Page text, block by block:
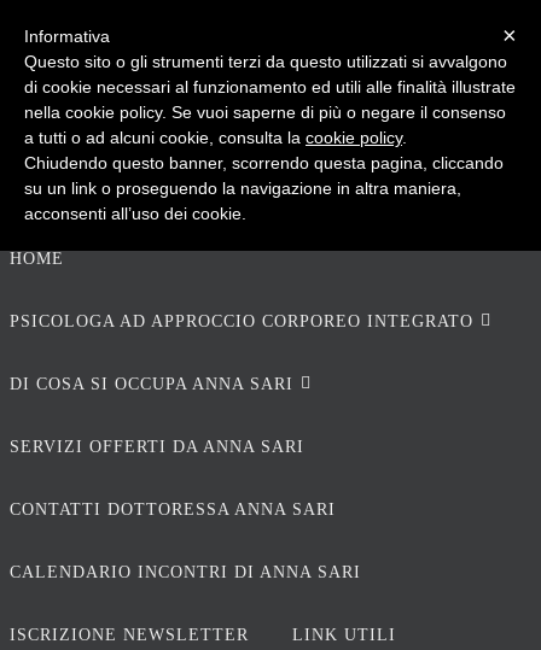
PSICOPRATICA
Psicologia del Benessere - di Anna Sari
HOME
PSICOLOGA AD APPROCCIO CORPOREO INTEGRATO
DI COSA SI OCCUPA ANNA SARI
SERVIZI OFFERTI DA ANNA SARI
CONTATTI DOTTORESSA ANNA SARI
CALENDARIO INCONTRI DI ANNA SARI
ISCRIZIONE NEWSLETTER LINK UTILI
×
Informativa
Questo sito o gli strumenti terzi da questo utilizzati si avvalgono
di cookie necessari al funzionamento ed utili alle finalità illustrate
nella cookie policy. Se vuoi saperne di più o negare il consenso
a tutti o ad alcuni cookie, consulta la cookie policy.
Chiudendo questo banner, scorrendo questa pagina, cliccando
su un link o proseguendo la navigazione in altra maniera,
acconsenti all’uso dei cookie.